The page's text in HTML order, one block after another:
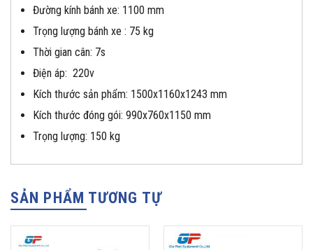
Đường kính bánh xe: 1100 mm
Trọng lượng bánh xe : 75 kg
Thời gian cân: 7s
Điện áp: 220v
Kích thước sản phẩm: 1500x1160x1243 mm
Kích thước đóng gói: 990x760x1150 mm
Trọng lượng: 150 kg
SẢN PHẨM TƯƠNG TỰ